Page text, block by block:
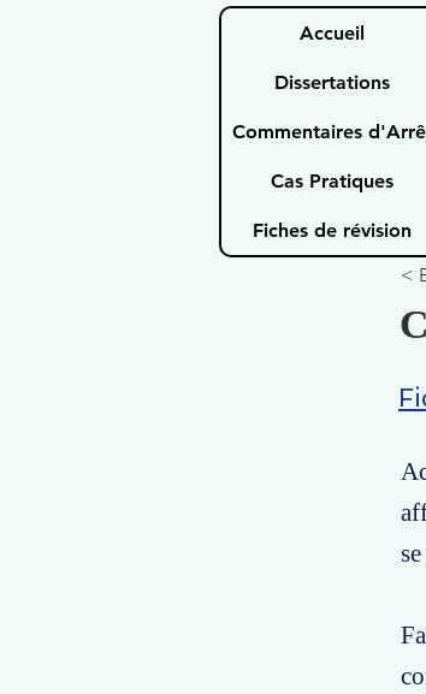
Accueil
Dissertations
Commentaires
Cas Pratiques
Fiches de révision
<